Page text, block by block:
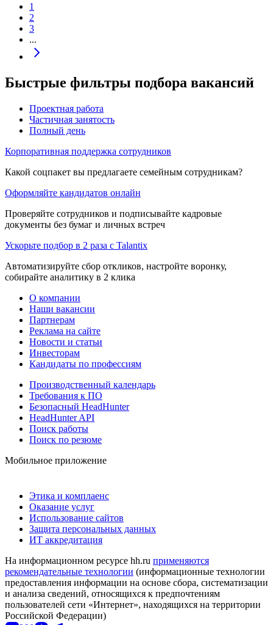
1
2
3
...
Быстрые фильтры подбора вакансий
Проектная работа
Частичная занятость
Полный день
Корпоративная поддержка сотрудников
Какой соцпакет вы предлагаете семейным сотрудникам?
Оформляйте кандидатов онлайн
Проверяйте сотрудников и подписывайте кадровые
документы без бумаг и личных встреч
Ускорьте подбор в 2 раза с Talantix
Автоматизируйте сбор откликов, настройте воронку,
собирайте аналитику в 2 клика
О компании
Наши вакансии
Партнерам
Реклама на сайте
Новости и статьи
Инвесторам
Кандидаты по профессиям
Производственный календарь
Требования к ПО
Безопасный HeadHunter
HeadHunter API
Поиск работы
Поиск по резюме
Мобильное приложение
Этика и комплаенс
Оказание услуг
Использование сайтов
Защита персональных данных
ИТ аккредитация
На информационном ресурсе hh.ru применяются
рекомендательные технологии (информационные технологии
предоставления информации на основе сбора, систематизации
и анализа сведений, относящихся к предпочтениям
пользователей сети «Интернет», находящихся на территории
Российской Федерации)